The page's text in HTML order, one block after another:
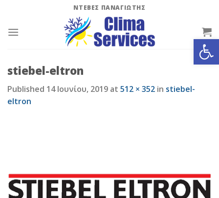
content
ΝΤΕΒΕΣ ΠΑΝΑΓΙΩΤΗΣ
stiebel-eltron
Published 14 Ιουνίου, 2019 at 512 × 352 in stiebel-
eltron